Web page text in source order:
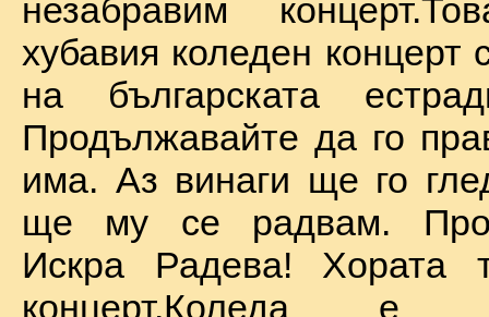
незабравим
хубавия коледен концерт
на българската
Продължавайте да го
има. Аз винаги ще го
ще му се радвам.
Искра Радева! Хората
концерт.Коледа е